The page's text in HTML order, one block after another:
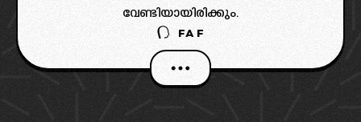
വേണ്ടിയായിരിക്കും.
FAF